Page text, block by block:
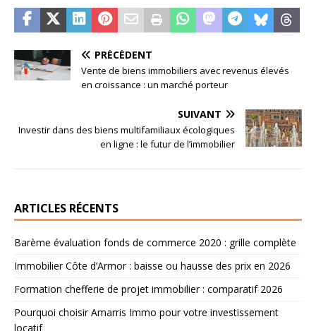
PRÉCÉDENT
Vente de biens immobiliers avec revenus élevés
en croissance : un marché porteur
SUIVANT
Investir dans des biens multifamiliaux écologiques
en ligne : le futur de l’immobilier
ARTICLES RÉCENTS
Barème évaluation fonds de commerce 2020 : grille complète
Immobilier Côte d’Armor : baisse ou hausse des prix en 2026
Formation chefferie de projet immobilier : comparatif 2026
Pourquoi choisir Amarris Immo pour votre investissement
locatif